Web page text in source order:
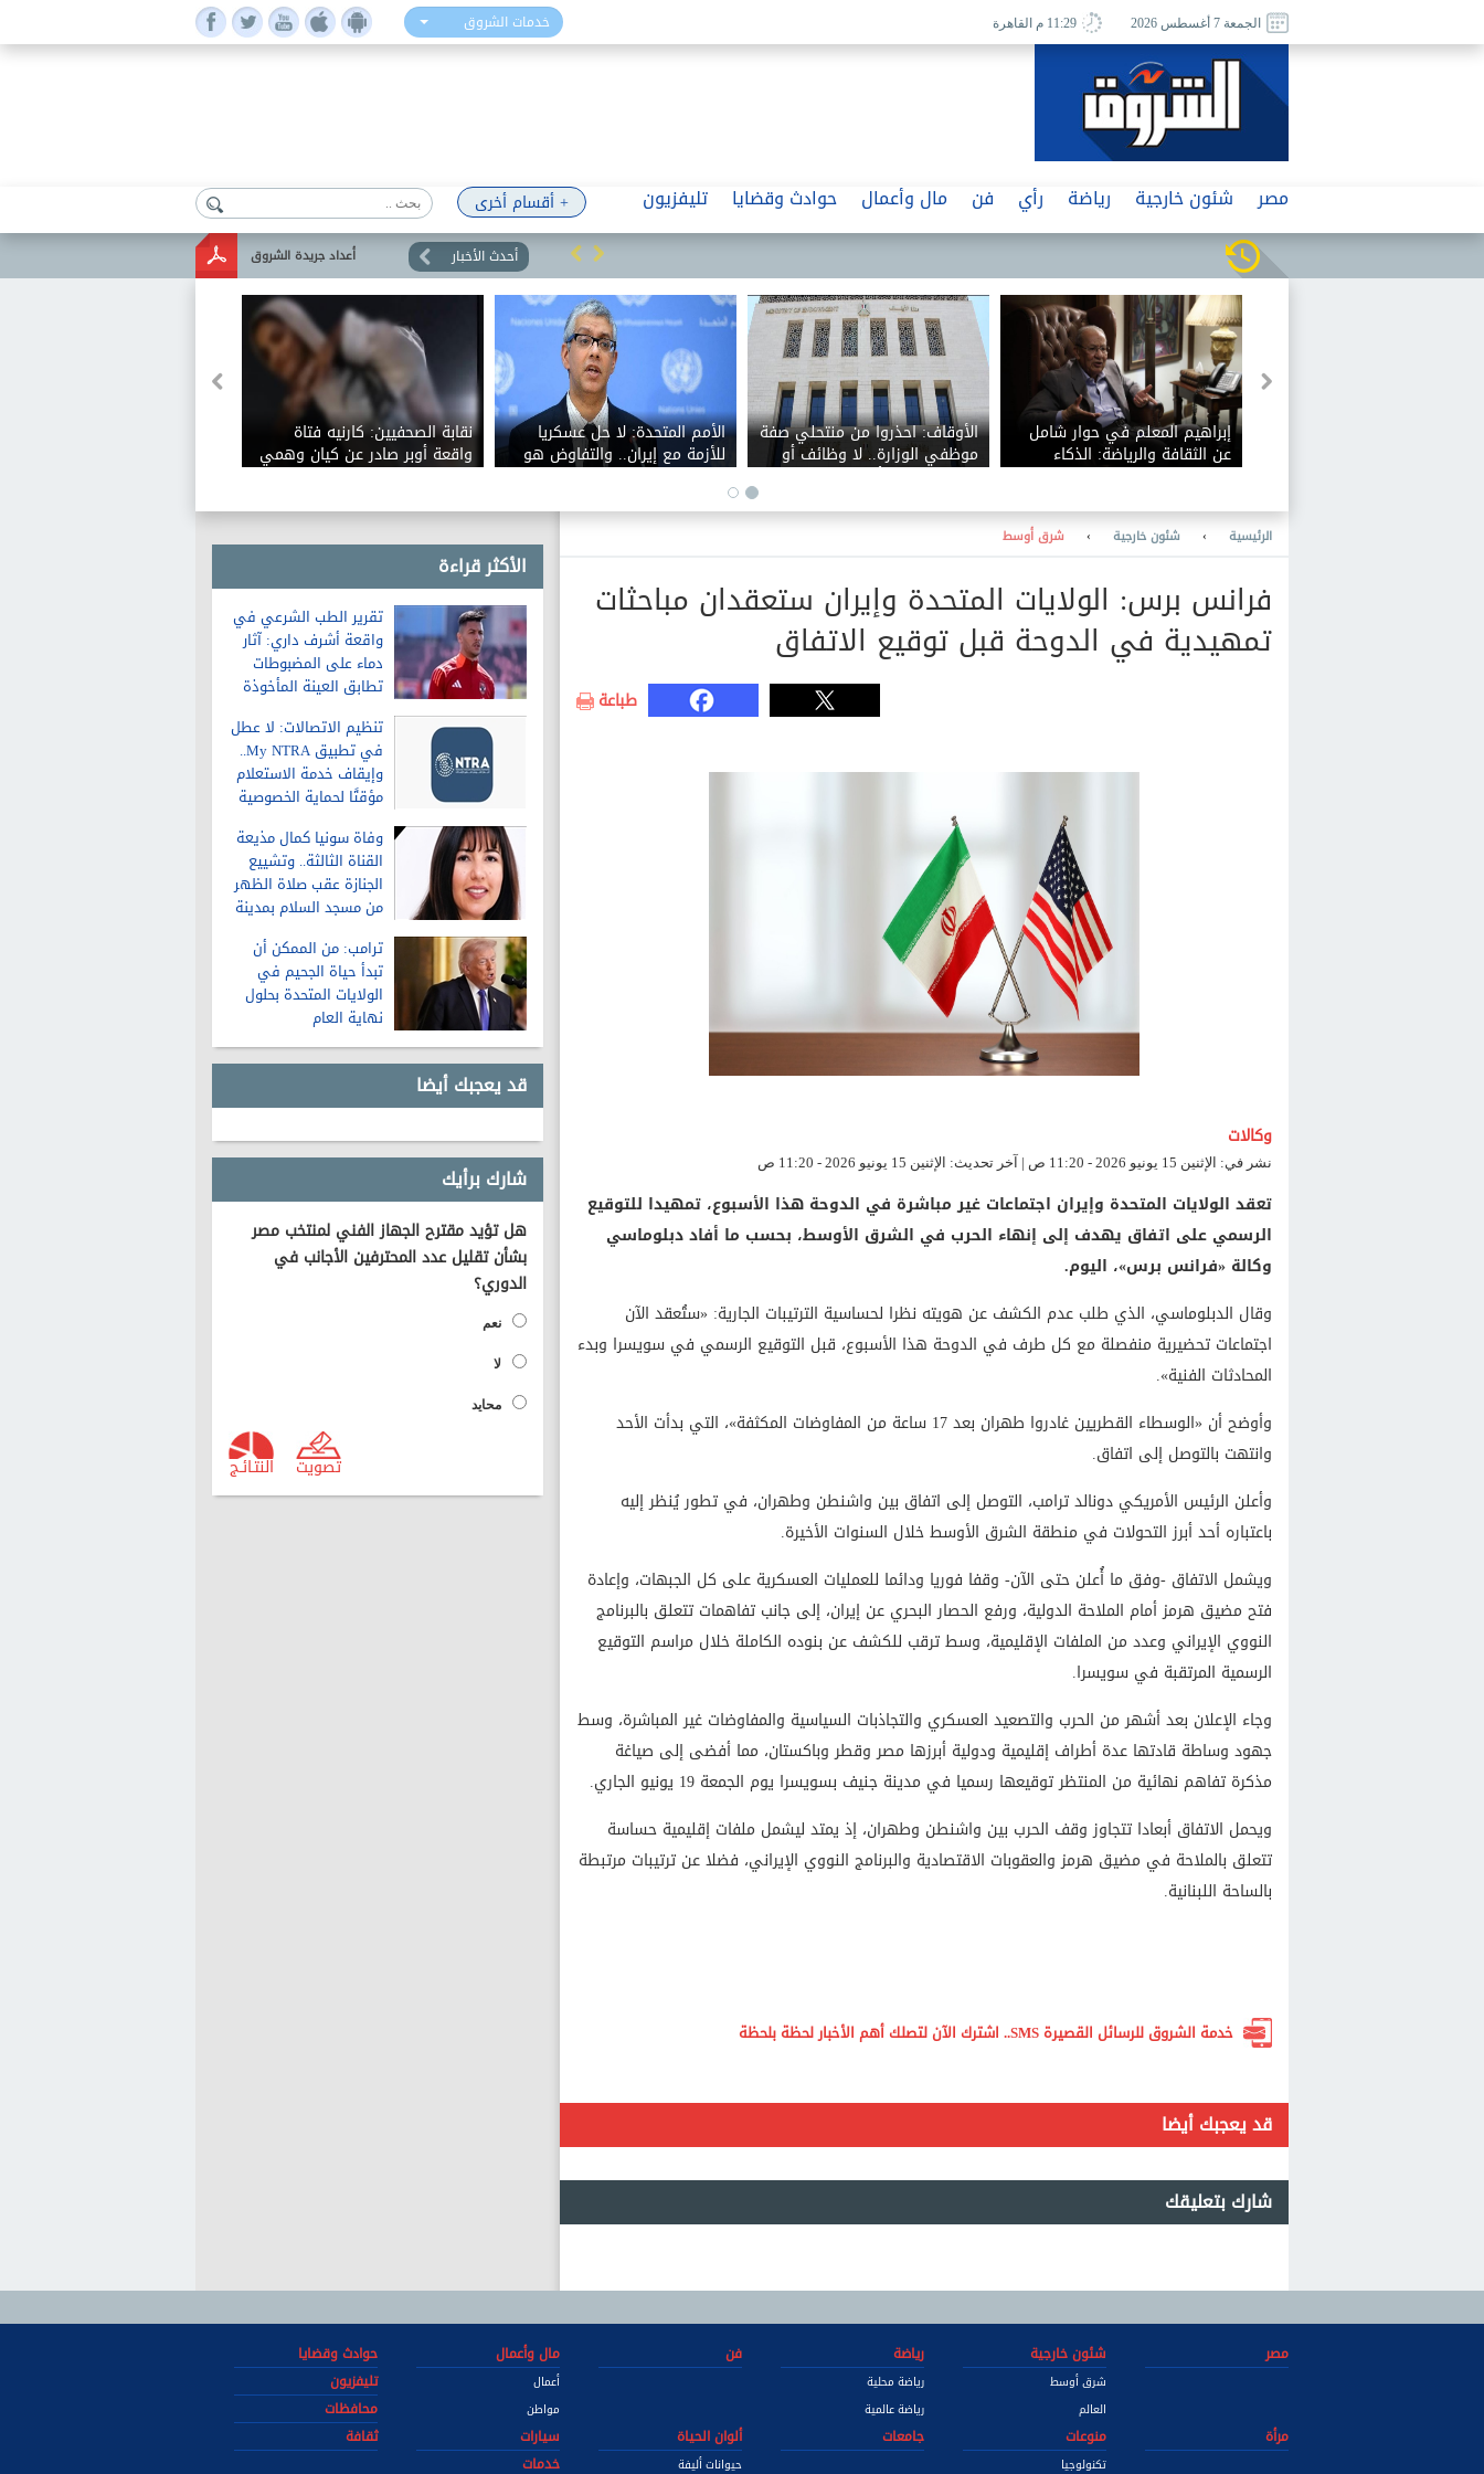
خدمات الشروق الجمعة 7 أغسطس 2026 11:29 م القاهرة
+ أقسام أخرى مصر شئون خارجية رياضة رأي فن مال وأعمال حوادث وقضايا تليفزيون
أعداد جريدة الشروق أحدث الأخبار
إبراهيم المعلم في حوار شامل
عن الثقافة والرياضة: الذكاء
الاصطناعي يفيد الثقافة
والتعليم
الأوقاف: احذروا من منتحلي صفة
موظفي الوزارة.. لا وظائف أو
تعيينات مقابل أموال
الأمم المتحدة: لا حل عسكريا
للأزمة مع إيران.. والتفاوض هو
السبيل الوحيد
نقابة الصحفيين: كارنيه فتاة
واقعة أوبر صادر عن كيان وهمي
لا صلة له بالنقابة
الأكثر قراءة
تقرير الطب الشرعي في
واقعة أشرف داري: آثار
دماء على المضبوطات
تطابق العينة المأخوذة
تنظيم الاتصالات: لا عطل
في تطبيق My NTRA..
وإيقاف خدمة الاستعلام
مؤقتًا لحماية الخصوصية
وفاة سونيا كمال مذيعة
القناة الثالثة.. وتشييع
الجنازة عقب صلاة الظهر
من مسجد السلام بمدينة
ترامب: من الممكن أن
تبدأ حياة الجحيم في
الولايات المتحدة بحلول
نهاية العام
قد يعجبك أيضا
شارك برأيك
هل تؤيد مقترح الجهاز الفني لمنتخب مصر
بشأن تقليل عدد المحترفين الأجانب في
الدوري؟
نعم
لا
محايد
النتـائـج تصويت
الرئيسية › شئون خارجية › شرق أوسط
فرانس برس: الولايات المتحدة وإيران ستعقدان مباحثات
تمهيدية في الدوحة قبل توقيع الاتفاق
طباعة
وكالات
نشر في: الإثنين 15 يونيو 2026 - 11:20 ص | آخر تحديث: الإثنين 15 يونيو 2026 - 11:20 ص
تعقد الولايات المتحدة وإيران اجتماعات غير مباشرة في الدوحة هذا الأسبوع، تمهيدا للتوقيع
الرسمي على اتفاق يهدف إلى إنهاء الحرب في الشرق الأوسط، بحسب ما أفاد دبلوماسي
وكالة «فرانس برس»، اليوم.
وقال الدبلوماسي، الذي طلب عدم الكشف عن هويته نظرا لحساسية الترتيبات الجارية: «ستُعقد الآن
اجتماعات تحضيرية منفصلة مع كل طرف في الدوحة هذا الأسبوع، قبل التوقيع الرسمي في سويسرا وبدء
المحادثات الفنية».
وأوضح أن «الوسطاء القطريين غادروا طهران بعد 17 ساعة من المفاوضات المكثفة»، التي بدأت الأحد
وانتهت بالتوصل إلى اتفاق.
وأعلن الرئيس الأمريكي دونالد ترامب، التوصل إلى اتفاق بين واشنطن وطهران، في تطور يُنظر إليه
باعتباره أحد أبرز التحولات في منطقة الشرق الأوسط خلال السنوات الأخيرة.
ويشمل الاتفاق -وفق ما أُعلن حتى الآن- وقفا فوريا ودائما للعمليات العسكرية على كل الجبهات، وإعادة
فتح مضيق هرمز أمام الملاحة الدولية، ورفع الحصار البحري عن إيران، إلى جانب تفاهمات تتعلق بالبرنامج
النووي الإيراني وعدد من الملفات الإقليمية، وسط ترقب للكشف عن بنوده الكاملة خلال مراسم التوقيع
الرسمية المرتقبة في سويسرا.
وجاء الإعلان بعد أشهر من الحرب والتصعيد العسكري والتجاذبات السياسية والمفاوضات غير المباشرة، وسط
جهود وساطة قادتها عدة أطراف إقليمية ودولية أبرزها مصر وقطر وباكستان، مما أفضى إلى صياغة
مذكرة تفاهم نهائية من المنتظر توقيعها رسميا في مدينة جنيف بسويسرا يوم الجمعة 19 يونيو الجاري.
ويحمل الاتفاق أبعادا تتجاوز وقف الحرب بين واشنطن وطهران، إذ يمتد ليشمل ملفات إقليمية حساسة
تتعلق بالملاحة في مضيق هرمز والعقوبات الاقتصادية والبرنامج النووي الإيراني، فضلا عن ترتيبات مرتبطة
بالساحة اللبنانية.
خدمة الشروق للرسائل القصيرة SMS.. اشترك الآن لتصلك أهم الأخبار لحظة بلحظة
قد يعجبك أيضا
شارك بتعليقك
مصر شئون خارجية
شرق أوسط
العالم
رياضة
رياضة محلية
رياضة عالمية
فن مال وأعمال
أعمال
مواطن
حوادث وقضايا
تليفزيون
محافظات
مرأة
منوعات
تكنولوجيا
جامعات ألوان الحياة
حيوانات أليفة
سيارات
ثقافة
خدمات